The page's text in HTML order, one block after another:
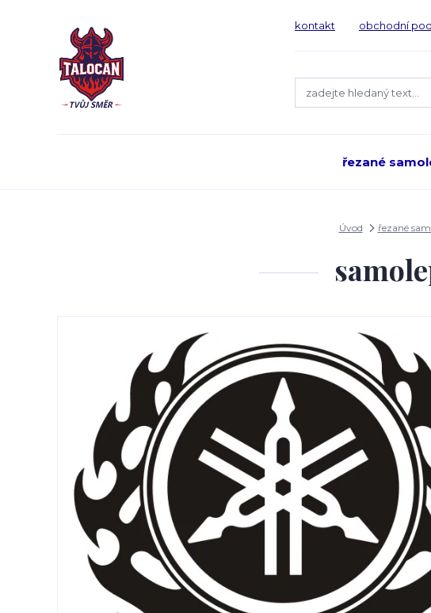
kontakt obchodní
řezané
Úvod řezané